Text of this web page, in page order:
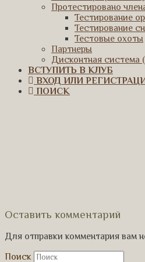
Протестировано
Тестирование
Тестирование
Тестовые охоты
Партнеры
Дисконтная система
ВСТУПИТЬ В КЛУБ
ВХОД ИЛИ
ПОИСК
Оставить комментарий
Для отправки комментария вам
Поиск